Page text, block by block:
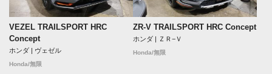
VEZEL TRAILSPORT HRC
Concept
ホンダ | ヴェゼル
Honda/無限
ZR-V TRAILSPORT HRC Concept
ホンダ | ＺＲ−Ｖ
Honda/無限